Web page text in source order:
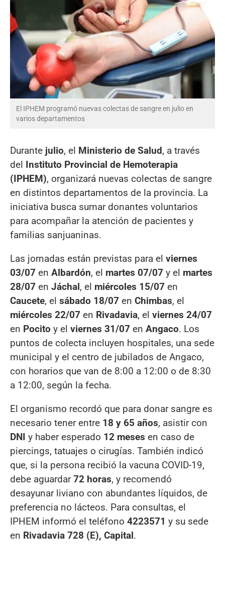
El IPHEM programó nuevas colectas de sangre en julio en
varios departamentos
Durante julio, el Ministerio de Salud, a través
del Instituto Provincial de Hemoterapia
(IPHEM), organizará nuevas colectas de sangre
en distintos departamentos de la provincia. La
iniciativa busca sumar donantes voluntarios
para acompañar la atención de pacientes y
familias sanjuaninas.
Las jornadas están previstas para el viernes
03/07 en Albardón, el martes 07/07 y el martes
28/07 en Jáchal, el miércoles 15/07 en
Caucete, el sábado 18/07 en Chimbas, el
miércoles 22/07 en Rivadavia, el viernes 24/07
en Pocito y el viernes 31/07 en Angaco. Los
puntos de colecta incluyen hospitales, una sede
municipal y el centro de jubilados de Angaco,
con horarios que van de 8:00 a 12:00 o de 8:30
a 12:00, según la fecha.
El organismo recordó que para donar sangre es
necesario tener entre 18 y 65 años, asistir con
DNI y haber esperado 12 meses en caso de
piercings, tatuajes o cirugías. También indicó
que, si la persona recibió la vacuna COVID-19,
debe aguardar72 horas, y recomendó
desayunar liviano con abundantes líquidos, de
preferencia no lácteos. Para consultas, el
IPHEM informó el teléfono 4223571 y su sede
en Rivadavia 728 (E), Capital.